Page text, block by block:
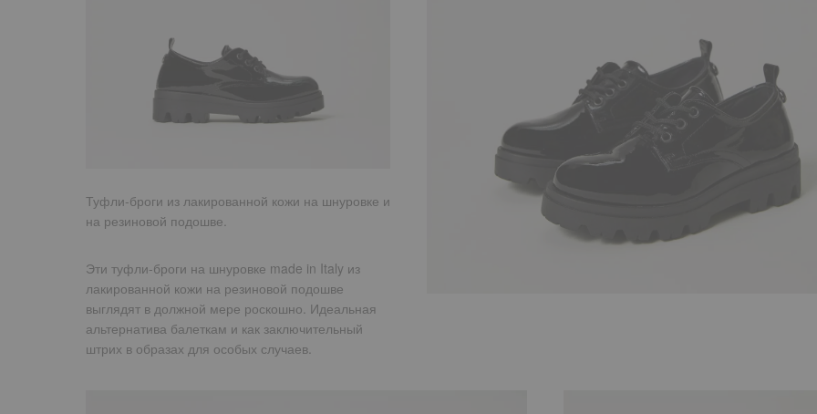
Туфли-броги из лакированной кожи на шнуровке и
на резиновой подошве.
Этитуфли-броги на шнуровке made in Italy из
лакированной кожи на резиновой подошве
выглядят в должной мере роскошно. Идеальная
альтернатива балеткам и как заключительный
штрих в образах для особых случаев.